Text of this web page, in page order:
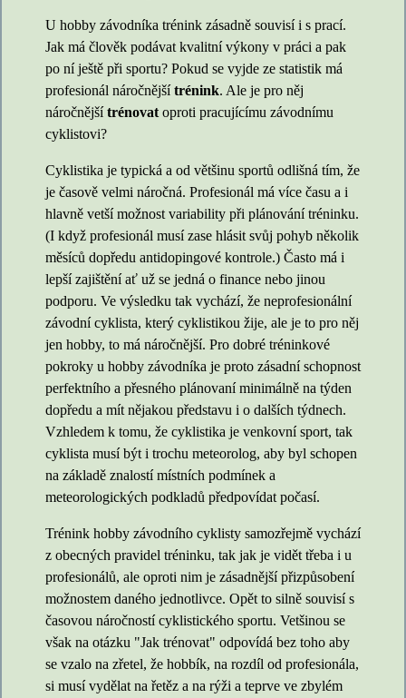
U hobby závodníka trénink zásadně souvisí i s prací.
Jak má člověk podávat kvalitní výkony v práci a pak
po ní ještě při sportu? Pokud se vyjde ze statistik má
profesionál náročnějšítrénink. Ale je pro něj
náročnějšítrénovat oproti pracujícímu závodnímu
cyklistovi?
Cyklistika je typická a od většinu sportů odlišná tím, že
je časově velmi náročná. Profesionál má více času a i
hlavně vetší možnost variability při plánování tréninku.
(I když profesionál musí zase hlásit svůj pohyb několik
měsíců dopředu antidopingové kontrole.) Často má i
lepší zajištění ať už se jedná o finance nebo jinou
podporu. Ve výsledku tak vychází, že neprofesionální
závodní cyklista, který cyklistikou žije, ale je to pro něj
jen hobby, to má náročnější. Pro dobré tréninkové
pokroky u hobby závodníka je proto zásadní schopnost
perfektního a přesného plánovaní minimálně na týden
dopředu a mít nějakou představu i o dalších týdnech.
Vzhledem k tomu, že cyklistika je venkovní sport, tak
cyklista musí být i trochu meteorolog, aby byl schopen
na základě znalostí místních podmínek a
meteorologických podkladů předpovídat počasí.
Trénink hobby závodního cyklisty samozřejmě vychází
z obecných pravidel tréninku, tak jak je vidět třeba i u
profesionálů, ale oproti nim je zásadnější přizpůsobení
možnostem daného jednotlivce. Opět to silně souvisí s
časovou náročností cyklistického sportu. Vetšinou se
však na otázku "Jak trénovat" odpovídá bez toho aby
se vzalo na zřetel, že hobbík, na rozdíl od profesionála,
si musí vydělat na řetěz a na rýži a teprve ve zbylém